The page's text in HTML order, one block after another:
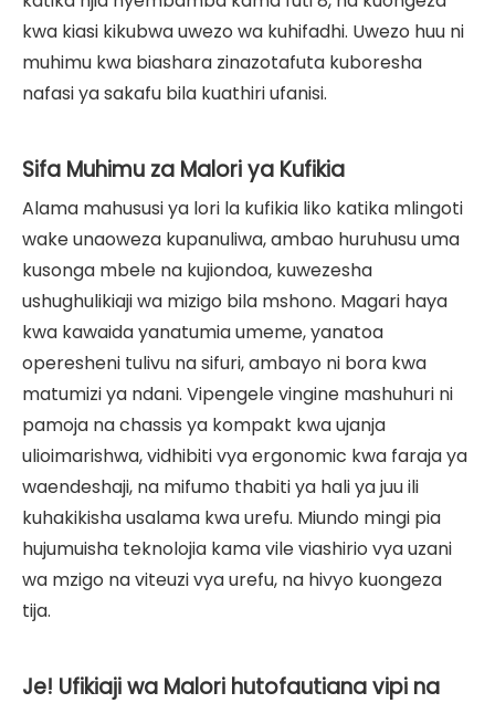
kwa kiasi kikubwa uwezo wa kuhifadhi. Uwezo huu ni
muhimu kwa biashara zinazotafuta kuboresha
nafasi ya sakafu bila kuathiri ufanisi.
Sifa Muhimu za Malori ya Kufikia
Alama mahususi ya lori la kufikia liko katika mlingoti
wake unaoweza kupanuliwa, ambao huruhusu uma
kusonga mbele na kujiondoa, kuwezesha
ushughulikiaji wa mizigo bila mshono. Magari haya
kwa kawaida yanatumia umeme, yanatoa
operesheni tulivu na sifuri, ambayo ni bora kwa
matumizi ya ndani. Vipengele vingine mashuhuri ni
pamoja na chassis ya kompakt kwa ujanja
ulioimarishwa, vidhibiti vya ergonomic kwa faraja ya
waendeshaji, na mifumo thabiti ya hali ya juu ili
kuhakikisha usalama kwa urefu. Miundo mingi pia
hujumuisha teknolojia kama vile viashirio vya uzani
wa mzigo na viteuzi vya urefu, na hivyo kuongeza
tija.
Je! Ufikiaji wa Malori hutofautiana vipi na